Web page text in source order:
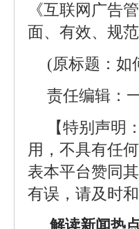
《互联网广告
面、有效、规范
(原标题：如
责任编辑：
【特别声明
用，不具有任
表本平台赞同
有误，请及时
解读新闻热